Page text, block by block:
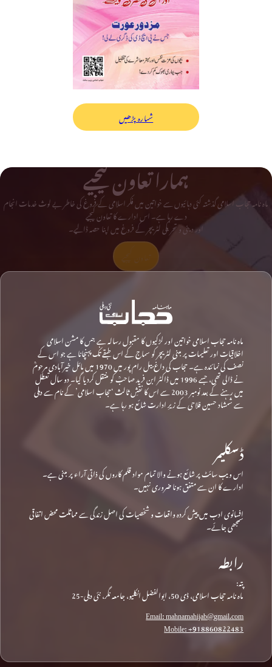
شمارہ پڑھیں
ہمارا تعاون کیجیے
ماہ نامہ حجاب اسلامی گذشتہ کئی دہائیوں سے خواتین میں فکر اسلامی کے فروغ کی خاطر بے لوث خدمات انجام
دے رہا ہے۔ اس ادارے کا تعاون کیجیے
اور دینی و تحریکی لٹریچر کے فروغ میں اپنا حصہ ڈالیے۔
ماہ نامہ حجاب اسلامی خواتین اور لڑکیوں کا مقبول رسالہ ہے جس کا مشن اسلامی
اخلاقیات اور تعلیمات پر مبنی لٹریچر کو سماج کے اس طبقے تک پہنچانا ہے جو اس کے
نصف کی نمائندہ ہے۔ حجاب کی داغ بیل رام پور میں 1970 میں مائل خیرآبادی مرحومؒ
نے ڈالی تھی، جسے 1996 میں ڈاکٹر ابن فرید صاحبؒ کو منتقل کردیا گیا۔ دو سال تعطل
میں رہنے کے بعد نومبر 2003 سے اس کا نقشِ ثالث ‘حجاب اسلامی’ کے نام سے دہلی
سے شمشاد حسین فلاحی کے زیرِ ادارت شائع ہو رہا ہے۔
ڈسکلیمر
اس ویب سائٹ پر شائع ہونے والا تمام مواد قلم کاروں کی ذاتی آراء پر مبنی ہے۔
ادارے کا ان سے متفق ہونا ضروری نہیں۔
افسانوی ادب میں پیش کردہ واقعات و شخصیات کی اصل زندگی سے مماثلت محض اتفاقی
سمجھی جائے۔
رابطہ
پتہ:
ماہ نامہ حجاب اسلامی، ڈی 50، ابوالفضل انکلیو، جامعہ نگر، نئی دہلی-25
Email: mahnamahijab@gmail.com
Mobile: +918860822483